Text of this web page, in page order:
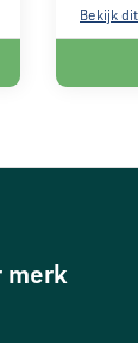
Bekijk
merk